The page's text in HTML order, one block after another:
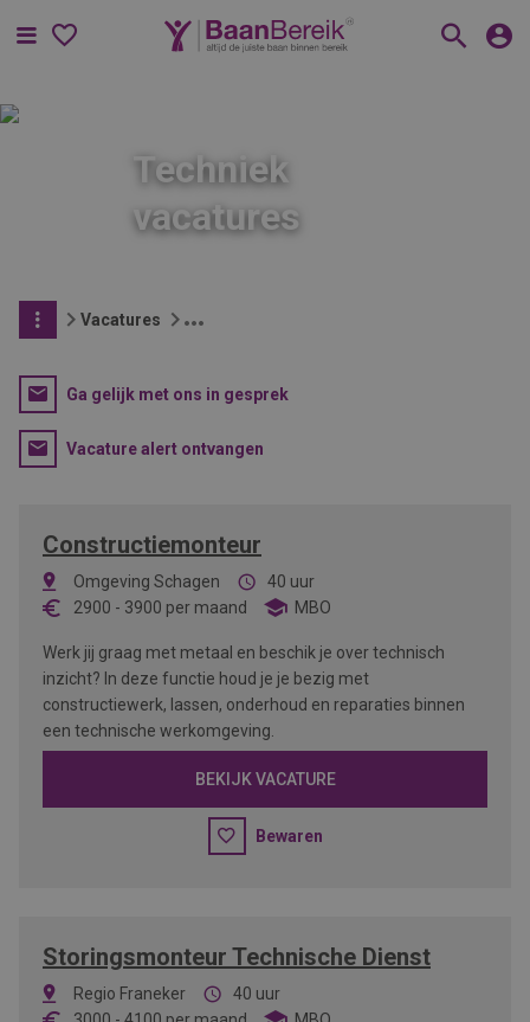
Menu
Techniek
vacatures
Vacatures
Ga gelijk met ons in gesprek
Vacature alert ontvangen
Constructiemonteur
Omgeving Schagen
40 uur
2900 - 3900 per maand MBO
Werk jij graag met metaal en beschik je over technisch
inzicht? In deze functie houd je je bezig met
constructiewerk, lassen, onderhoud en reparaties binnen
een technische werkomgeving.
BEKIJK VACATURE
Bewaren
Storingsmonteur Technische Dienst
Regio Franeker
40 uur